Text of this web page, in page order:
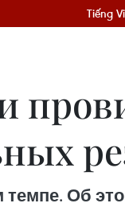
Tiếng
темпе. Об